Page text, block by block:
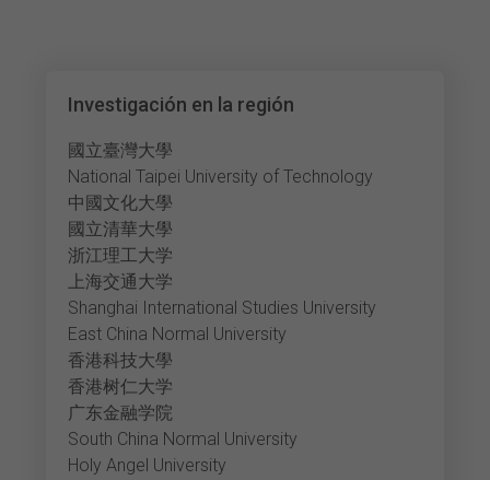
Investigación en la región
國立臺灣大學
National Taipei University of Technology
中國文化大學
國立清華大學
浙江理工大学
上海交通大学
Shanghai International Studies University
East China Normal University
香港科技大學
香港树仁大学
广东金融学院
South China Normal University
Holy Angel University